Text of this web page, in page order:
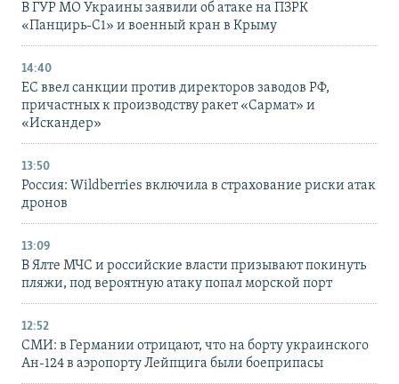
В ГУР МО Украины заявили об атаке на ПЗРК
«Панцирь-С1» и военный кран в Крыму
14:40
ЕС ввел санкции против директоров заводов РФ,
причастных к производству ракет «Сармат» и
«Искандер»
13:50
Россия: Wildberries включила в страхование риски атак
дронов
13:09
В Ялте МЧС и российские власти призывают покинуть
пляжи, под вероятную атаку попал морской порт
12:52
СМИ: в Германии отрицают, что на борту украинского
Ан-124 в аэропорту Лейпцига были боеприпасы